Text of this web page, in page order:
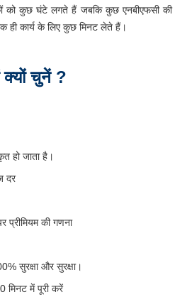
समय का सहारा लिया जा सकता है। गोल्ड
को कुछ घंटे लगते हैं जबकि कुछ एनबीएफसी की
हो जाता है।
की गणना
सुरक्षा और सुरक्षा।